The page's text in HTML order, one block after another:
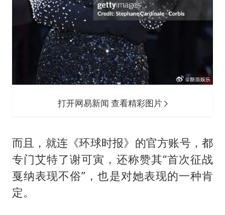
打开网易新闻 查看精彩图片
而且，就连《环球时报》的官方账号，都
专门艾特了谢可寅，还称赞其“首次征战
戛纳表现不俗”，也是对她表现的一种肯
定。